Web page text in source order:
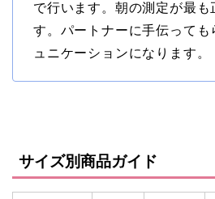
で行います。朝の測定が最も
す。パートナーに手伝っても
ュニケーションになります。
サイズ別商品ガイド